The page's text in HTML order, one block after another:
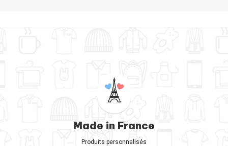
Made in France
Produits personnalisés